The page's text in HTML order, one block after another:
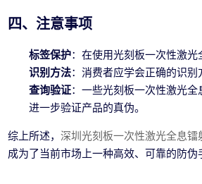
四、注意事项
标签保护：在使用光刻板一次性激
识别方法：消费者应学会正确的识
查询验证：一些光刻板一次性激光
进一步验证产品的真伪。
综上所述， 深圳光刻板一次性激光全息
成为了当前市场上一种高效、可靠的防伪